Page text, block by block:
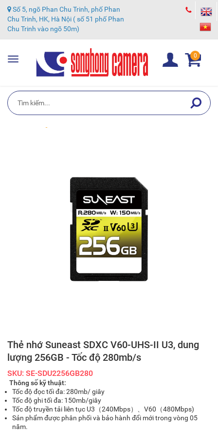
Số 5, ngõ Phan Chu Trinh, phố Phan
Chu Trinh, HK, Hà Nội ( số 51 phố Phan
Chu Trinh vào ngõ 50m)
Toggle
navigation
0
Thẻ nhớ Suneast SDXC V60-UHS-II U3, dung
lượng 256GB - Tốc độ 280mb/s
SKU: SE-SDU2256GB280
Thông số kỹ thuật:
Tốc độ đọc tối đa: 280mb/ giây
Tốc độ ghi tối đa: 150mb/giây
Tốc độ truyền tải liên tục U3（240Mbps）、V60（480Mbps)
Sản phẩm được phân phối và bảo hành đổi mới trong vòng 05
năm.